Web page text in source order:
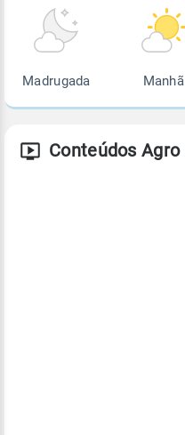
Madrugada Manhã
Conteúdos Agro